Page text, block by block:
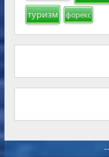
туризм форекс